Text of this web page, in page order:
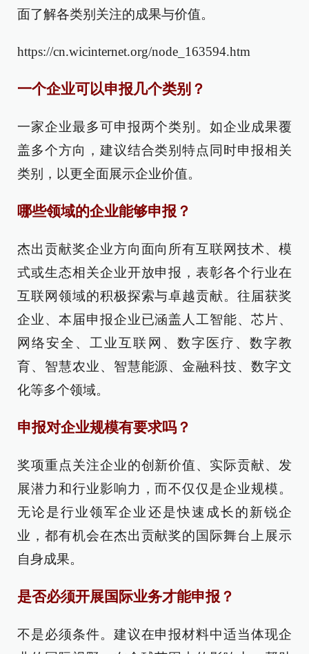
面了解各类别关注的成果与价值。
https://cn.wicinternet.org/node_163594.htm
一个企业可以申报几个类别？
一家企业最多可申报两个类别。如企业成果覆
盖多个方向，建议结合类别特点同时申报相关
类别，以更全面展示企业价值。
哪些领域的企业能够申报？
杰出贡献奖企业方向面向所有互联网技术、模
式或生态相关企业开放申报，表彰各个行业在
互联网领域的积极探索与卓越贡献。往届获奖
企业、本届申报企业已涵盖人工智能、芯片、
网络安全、工业互联网、数字医疗、数字教
育、智慧农业、智慧能源、金融科技、数字文
化等多个领域。
申报对企业规模有要求吗？
奖项重点关注企业的创新价值、实际贡献、发
展潜力和行业影响力，而不仅仅是企业规模。
无论是行业领军企业还是快速成长的新锐企
业，都有机会在杰出贡献奖的国际舞台上展示
自身成果。
是否必须开展国际业务才能申报？
不是必须条件。建议在申报材料中适当体现企